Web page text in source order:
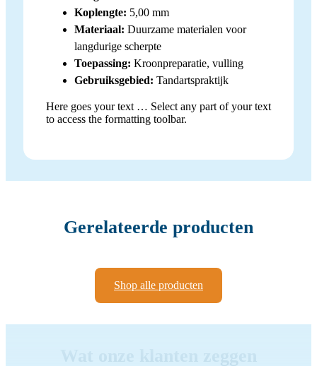
Koplengte: 5,00 mm
Materiaal: Duurzame materialen voor
langdurige scherpte
Toepassing: Kroonpreparatie, vulling
Gebruiksgebied: Tandartspraktijk
Here goes your text … Select any part of your text
to access the formatting toolbar.
Gerelateerde producten
Shop alle producten